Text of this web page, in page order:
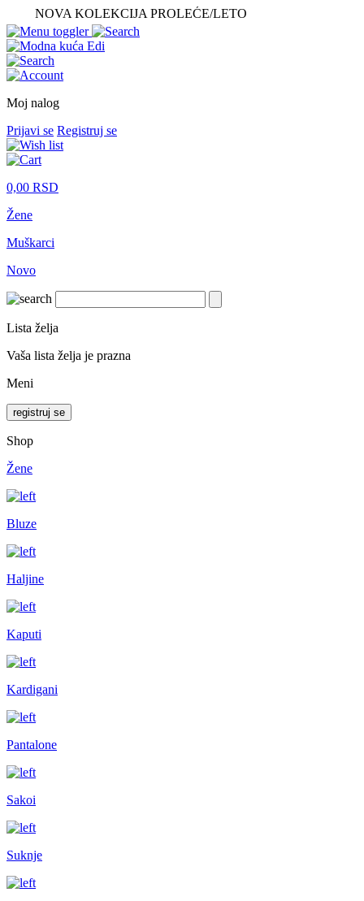
NOVA KOLEKCIJA PROLEĆE/LETO
Moj nalog
Prijavi se Registruj se
0,00 RSD
Žene
Muškarci
Novo
Lista želja
Vaša lista želja je prazna
Meni
registruj se
Shop
Žene
Bluze
Haljine
Kaputi
Kardigani
Pantalone
Sakoi
Suknje